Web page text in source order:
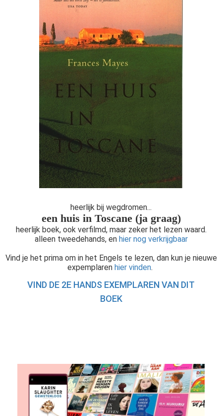
heerlijk bij wegdromen...
een huis in Toscane (ja graag)
heerlijk boek, ook verfilmd, maar zeker het lezen waard.
alleen tweedehands, en hier nog verkrijgbaar
Vind je het prima om in het Engels te lezen, dan kun je nieuwe
expemplaren hier vinden.
VIND DE 2E HANDS EXEMPLAREN VAN DIT
BOEK